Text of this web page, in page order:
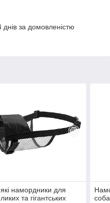
за домовленістю
намордники для
та гігантських